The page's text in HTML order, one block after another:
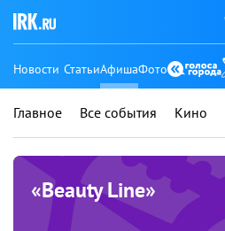
Новости СтатьиАфишаФото
Главное Все события Кино
«Beauty Line»